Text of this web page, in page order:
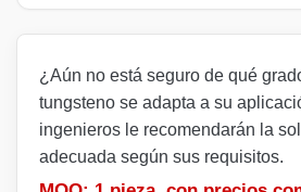
¿Aún no está seguro de qué
tungsteno se adapta a su
ingenieros le recomendarán la
adecuada según sus requisitos.